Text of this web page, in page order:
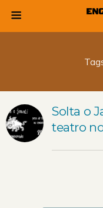
Solta o
teatro